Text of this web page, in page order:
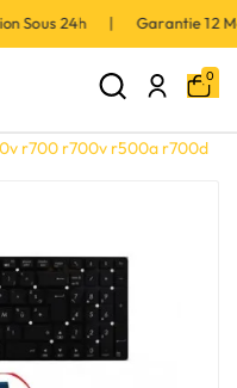
Sous 24h | Garantie 12
0
r700 r700v r500a r700d